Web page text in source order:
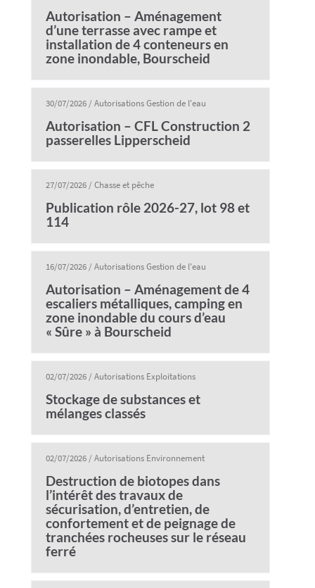
Autorisation – Aménagement
d’une terrasse avec rampe et
installation de 4 conteneurs en
zone inondable, Bourscheid
30/07/2026/Autorisations Gestion de l'eau
Autorisation – CFL Construction 2
passerelles Lipperscheid
27/07/2026/Chasse et pêche
Publication rôle 2026-27, lot 98 et
114
16/07/2026/Autorisations Gestion de l'eau
Autorisation – Aménagement de 4
escaliers métalliques, camping en
zone inondable du cours d’eau
« Sûre » à Bourscheid
02/07/2026/Autorisations Exploitations
Stockage de substances et
mélanges classés
02/07/2026/Autorisations Environnement
Destruction de biotopes dans
l’intérêt des travaux de
sécurisation, d’entretien, de
confortement et de peignage de
tranchées rocheuses sur le réseau
ferré